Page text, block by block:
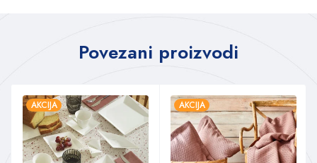
Povezani proizvodi
AKCIJA AKCIJA